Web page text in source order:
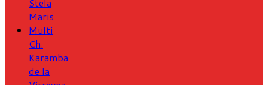
Maris
Multi
Ch.
Karamba
de la